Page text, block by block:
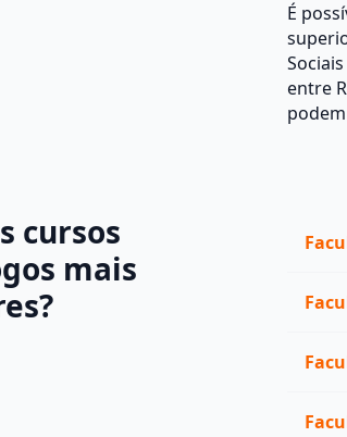
É
entre
cursos
mais